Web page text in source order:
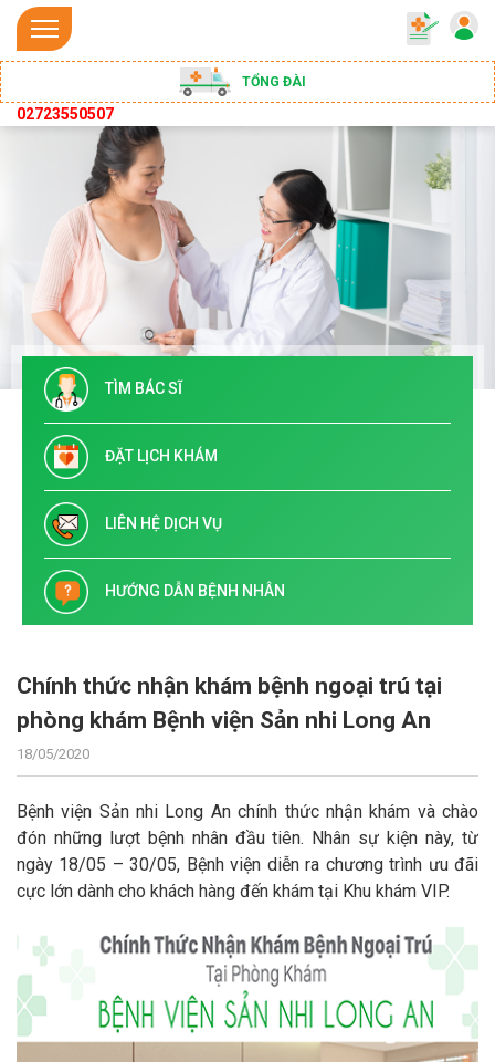
TỔNG ĐÀI
02723550507
TÌM BÁC SĨ
ĐẶT LỊCH KHÁM
LIÊN HỆ DỊCH VỤ
HƯỚNG DẪN BỆNH NHÂN
Chính thức nhận khám bệnh ngoại trú tại
phòng khám Bệnh viện Sản nhi Long An
18/05/2020
Bệnh viện Sản nhi Long An chính thức nhận khám và chào
đón những lượt bệnh nhân đầu tiên. Nhân sự kiện này, từ
ngày 18/05 – 30/05, Bệnh viện diễn ra chương trình ưu đãi
cực lớn dành cho khách hàng đến khám tại Khu khám VIP.